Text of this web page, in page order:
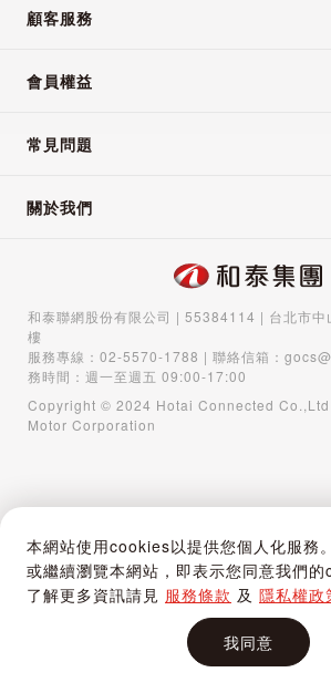
本網站使用cookies以提供您個人化服務
或繼續瀏覽本網站，即表示您同意我們
了解更多資訊請見 服務條款 及 隱私權政
我同意
購物車
顧客服務
會員權益
常見問題
關於我們
和泰聯網股份有限公司 | 55384114 | 台北市中
樓
服務專線： 02-5570-1788 | 聯絡信箱：
務時間：週一至週五 09:00-17:00
Copyright © 2024 Hotai Connected
Motor Corporation